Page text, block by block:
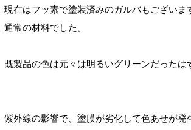
現在はフッ素で塗装済みのガルバもございま
通常の材料でした。
既製品の色は元々は明るいグリーンだったは
紫外線の影響で、塗膜が劣化して色あせが発